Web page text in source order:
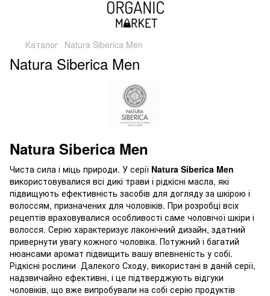
Каталог Natura Siberica Men
Natura Siberica Men
Natura Siberica Men
Чиста сила і міць природи. У серії Natura Siberica Men
використовувалися всі дикі трави і рідкісні масла, які
підвищують ефективність засобів для догляду за шкірою і
волоссям, призначених для чоловіків. При розробці всіх
рецептів враховувалися особливості саме чоловічої шкіри і
волосся. Серію характеризує лаконічний дизайн, здатний
привернути увагу кожного чоловіка. Потужний і багатий
нюансами аромат підвищить вашу впевненість у собі.
Рідкісні рослини Далекого Сходу, використані в даній серії,
надзвичайно ефективні, і це підтверджують відгуки
чоловіків, що вже випробували на собі серію продуктів